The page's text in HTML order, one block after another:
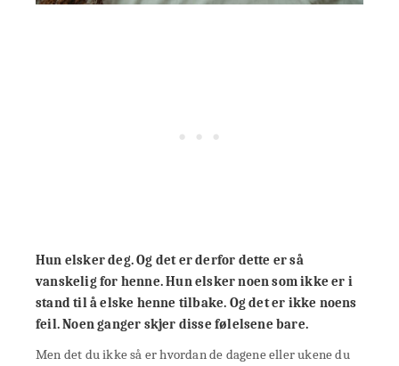
Hun elsker deg. Og det er derfor dette er så
vanskelig for henne. Hun elsker noen som ikke er i
stand til å elske henne tilbake. Og det er ikke noens
feil. Noen ganger skjer disse følelsene bare.
Men det du ikke så er hvordan de dagene eller ukene du